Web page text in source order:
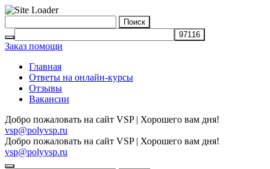
to
content
Заказ помощи
Главная
Ответы на онлайн-курсы
Отзывы
Вакансии
Добро пожаловать на сайт VSP | Хорошего вам дня!
vsp@polyvsp.ru
Добро пожаловать на сайт VSP | Хорошего вам дня!
vsp@polyvsp.ru